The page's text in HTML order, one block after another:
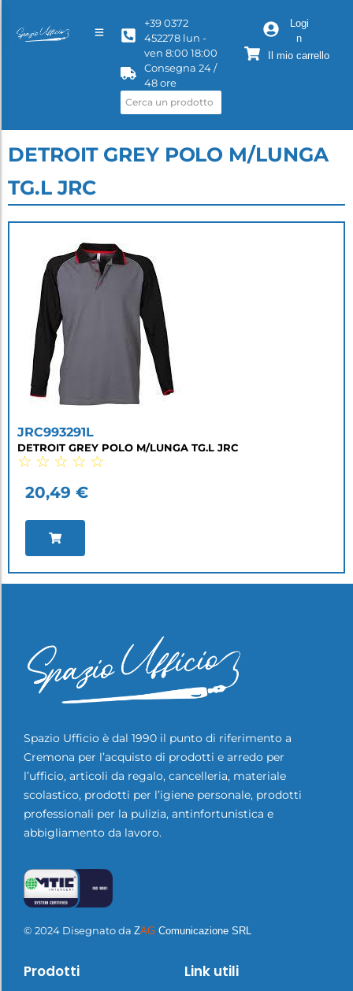
+39 0372
452278 lun -
ven 8:00 18:00
Consegna 24 /
48 ore
Logi
n
Il mio carrello
DETROIT GREY POLO M/LUNGA
TG.L JRC
JRC993291L
DETROIT GREY POLO M/LUNGA TG.L JRC
☆ ☆ ☆ ☆ ☆
20,49 €
Spazio Ufficio è dal 1990 il punto di riferimento a
Cremona per l’acquisto di prodotti e arredo per
l’ufficio, articoli da regalo, cancelleria, materiale
scolastico, prodotti per l’igiene personale, prodotti
professionali per la pulizia, antinfortunistica e
abbigliamento da lavoro.
© 2024 Disegnato da ZAG Comunicazione SRL
Prodotti Link utili